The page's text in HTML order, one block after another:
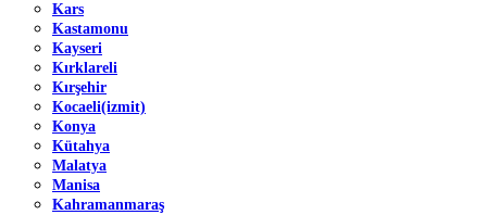
Kars
Kastamonu
Kayseri
Kırklareli
Kırşehir
Kocaeli(izmit)
Konya
Kütahya
Malatya
Manisa
Kahramanmaraş